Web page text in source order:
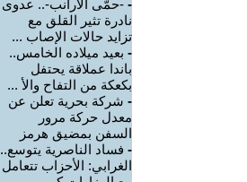
- -حمّى الأرانب-.. عدوى
نادرة تثير القلق مع
تزايد حالات الإصاب ...
- بعيد ميلاده الخامس..
باندا عملاقة يحتفل
بكعكة من التفاح والأ ...
- شركة بحرية تعلن عن
معدل حركة مرور
السفن بمضيق هرمز
- فساد الناصرية يتوسع..
الغرابي: الأحزاب تتعامل